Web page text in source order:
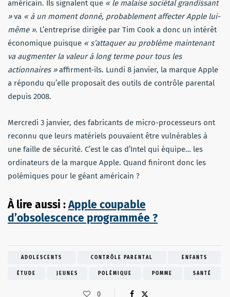
américain. Ils signalent que « le malaise sociétal grandissant
»va « à un moment donné, probablement affecter Apple lui-
même ». L’entreprise dirigée par Tim Cook a donc un intérêt
économique puisque « s’attaquer au problème maintenant
va augmenter la valeur à long terme pour tous les
actionnaires »affirment-ils. Lundi 8 janvier, la marque Apple
a répondu qu’elle proposait des outils de contrôle parental
depuis 2008.
Mercredi 3 janvier, des fabricants de micro-processeurs ont
reconnu que leurs matériels pouvaient être vulnérables à
une faille de sécurité. C’est le cas d’Intel qui équipe… les
ordinateurs de la marque Apple. Quand finiront donc les
polémiques pour le géant américain ?
À lire aussi :Apple coupable
d’obsolescence programmée ?
ADOLESCENTS CONTRÔLE PARENTAL ENFANTS
ÉTUDE JEUNES POLÉMIQUE POMME SANTÉ
0